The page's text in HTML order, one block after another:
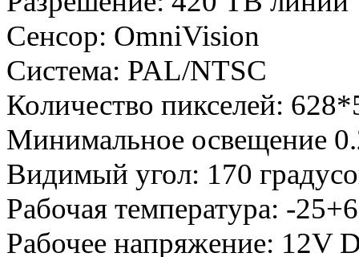
Сенсор: OmniVision
Система: PAL/NTSC
Количество пикселей:
Минимальное освещение
Видимый угол: 170
Рабочая температура: -
Рабочее напряжение: 12V